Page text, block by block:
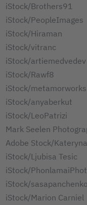
iStock/Brothers91
iStock/PeopleImages
iStock/Hiraman
iStock/vitranc
iStock/artiemedvedev
iStock/Rawf8
iStock/metamorworks
iStock/anyaberkut
iStock/LeoPatrizi
Mark Seelen
Adobe Stock/Kateryna
iStock/Ljubisa Tesic
iStock/
iStock/sasapanchenko
iStock/Marion Carniel